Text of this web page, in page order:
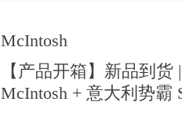
McIntosh
【产品开箱】新品到货
McIntosh + 意大利势霸